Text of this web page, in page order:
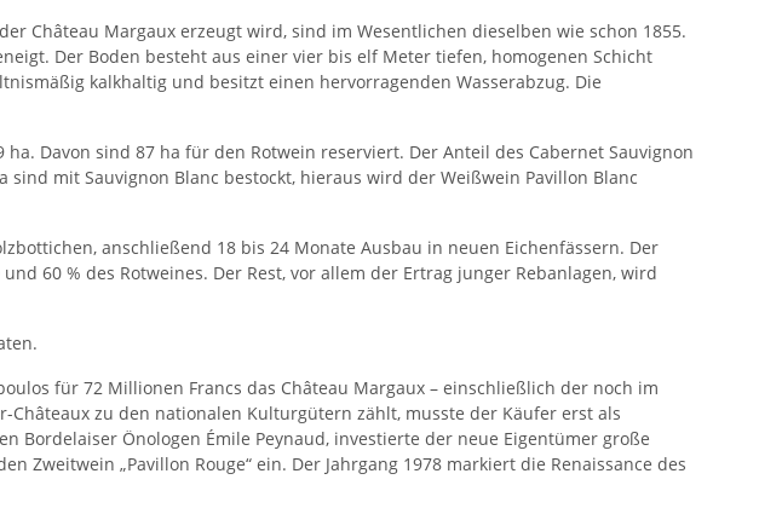
Château Margaux erzeugt wird, sind im Wesentlichen dieselben wie schon 1855.
Der Boden besteht aus einer vier bis elf Meter tiefen, homogenen Schicht
kalkhaltig und besitzt einen hervorragenden Wasserabzug. Die
Davon sind 87 ha für den Rotwein reserviert. Der Anteil des Cabernet Sauvignon
mit Sauvignon Blanc bestockt, hieraus wird der Weißwein Pavillon Blanc
anschließend 18 bis 24 Monate Ausbau in neuen Eichenfässern. Der
60 % des Rotweines. Der Rest, vor allem der Ertrag junger Rebanlagen, wird
für 72 Millionen Francs das Château Margaux – einschließlich der noch im
Châteaux zu den nationalen Kulturgütern zählt, musste der Käufer erst als
Bordelaiser Önologen Émile Peynaud, investierte der neue Eigentümer große
Zweitwein „Pavillon Rouge“ ein. Der Jahrgang 1978 markiert die Renaissance des